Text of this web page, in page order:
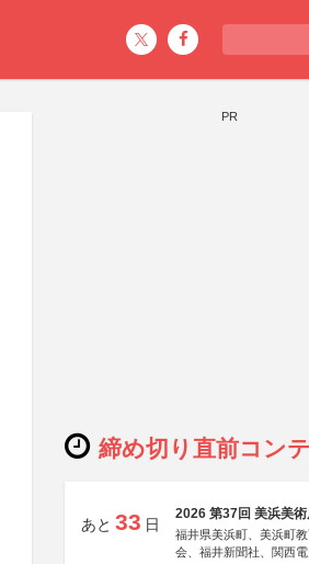
PR
締め切り直前コン
あと 33 日
2026 第37回 美浜美
福井県美浜町、美浜町
会、福井新聞社、関西電